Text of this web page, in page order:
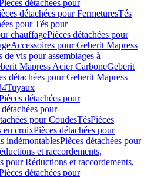
détachées pour
détachées pour FermeturesTés
pour Tés pour
chauffagePièces détachées pour
Accessoires pour Geberit Mapress
de vis pour assemblages à
Mapress Acier CarboneGeberit
détachées pour Geberit Mapress
Tuyaux
détachées pour
pour
pour CoudesTésPièces
en croixPièces détachées pour
indémontablesPièces détachées pour
et raccordements,
pour Réductions et raccordements,
détachées pour